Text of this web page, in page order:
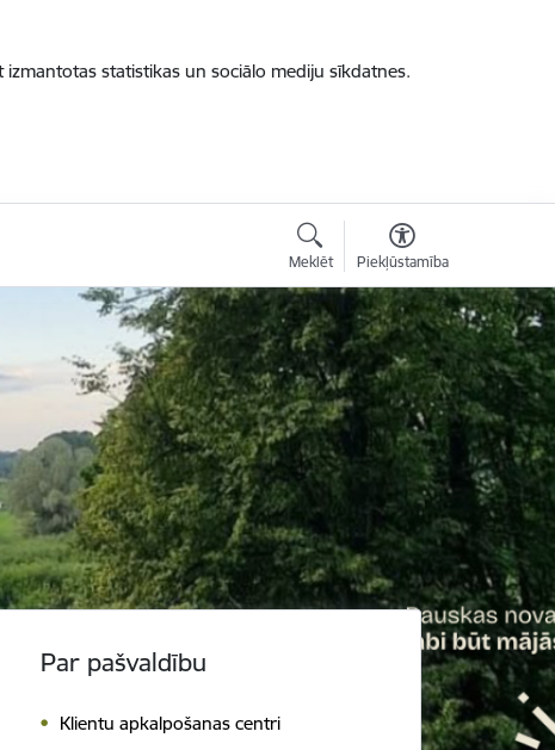
statistikas un sociālo mediju sīkdatnes.
Meklēt Piekļūstamība
Par pašvaldību
Klientu apkalpošanas centri